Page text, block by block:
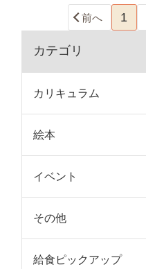
前へ 1
カテゴリ
カリキュラム
絵本
イベント
その他
給食ピックアップ